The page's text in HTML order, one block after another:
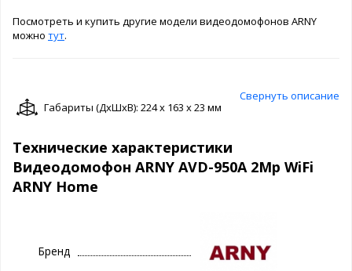
Посмотреть и купить другие модели видеодомофонов ARNY
можно тут.
Свернуть описание
Габариты (ДxШxВ): 224 x 163 x 23 мм
Технические характеристики
Видеодомофон ARNY AVD-950A 2Mp WiFi
ARNY Home
Бренд